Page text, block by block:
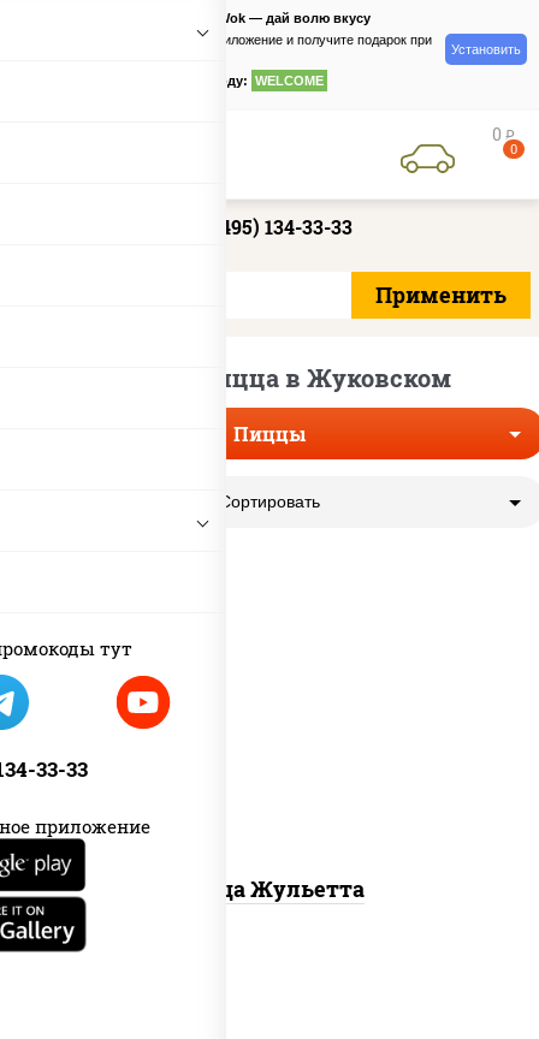
тут
33-33
приложение
PizzaSushiWok — дай волю вкусу
Скачайте приложение и получите подарок при
по промокоду: WELCOME
Установить
0 руб
0
+7 (495) 134-33-33
Грибная пицца в Жуковском
Пиццы
Сортировать
грибы шампиньоны, моцарелла для
Пицца Жульетта